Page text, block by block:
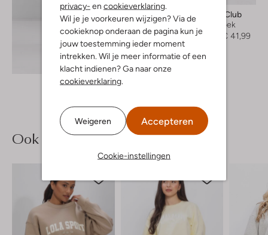
privacy- en cookieverklaring.
Wil je je voorkeuren wijzigen? Via de
cookieknop onderaan de pagina kun je
jouw toestemming ieder moment
intrekken. Wil je meer informatie of een
klacht indienen? Ga naar onze
cookieverklaring.
Weigeren Accepteren
Cookie-instellingen
Ontdek de look
The Lola Club
Korte broek
€ 59,99
€ 41,99
Ook iets voor jou?